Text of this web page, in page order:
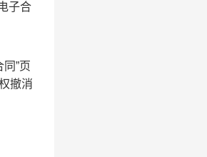
子合
”页
撤消